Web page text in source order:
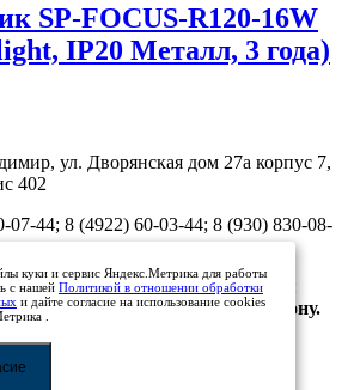
SP-FOCUS-R120-16W
IP20 Металл, 3 года)
ул. Дворянская дом 27а корпус 7,
402
07-44; 8 (4922) 60-03-44; 8 (930) 830-08-
на сайте, не являются
уточнять цены по телефону.
данных
куки и сервис Яндекс.Метрика для работы
с нашей Политикой в отношении обработки
и дайте согласие на использование cookies
.